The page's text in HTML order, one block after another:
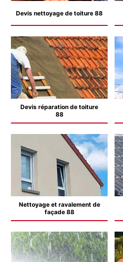
Devis nettoyage de toiture 88
Devis réparation de toiture
88
Nettoyage et ravalement de
façade 88